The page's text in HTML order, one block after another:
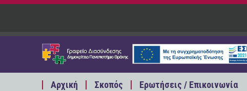
Παράκαμψη προς το κυρίως περιεχόμενο
Αρχική Σκοπός Ερωτήσεις / Επικοινωνία